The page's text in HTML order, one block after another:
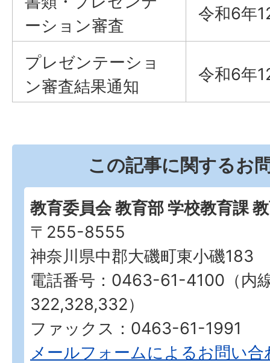
ーション審査
令和6年
プレゼンテーショ
ン審査結果通知
令和6年
この記事に関するお
教育委員会 教育部 学校教育課
〒255-8555
神奈川県中郡大磯町東小磯183
電話番号：0463-61-4100（内
322,328,332）
ファックス：0463-61-1991
メールフォームによるお問い合